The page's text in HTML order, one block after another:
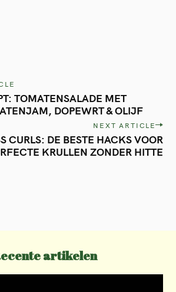
TOMATENSALADE MET
DOPEWRT & OLIJF
NEXT ARTICLE
CURLS: DE BESTE HACKS VOOR
KRULLEN ZONDER HITTE
artikelen